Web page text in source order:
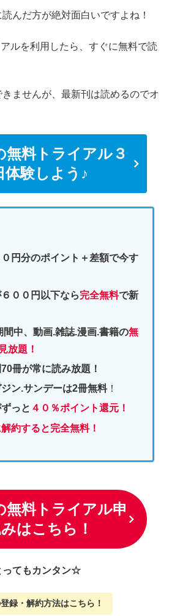
んだ方が絶対面白いですよね！
ルを利用したら、すぐに無料で読
ませんが、最新刊は読めるのでオ
無料トライアル３
体験しよう♪
円分のポイント＋差額で今す
００円以下なら完全無料で新
間中、動画.雑誌.漫画.書籍の無
放題！
冊が常に読み放題！
ン.サンデーは2冊無料！
っと ４０％ポイント還元！
約すると完全無料！
無料トライアル申
はこちら！
てもカンタン☆
登録・解約方法はこちら ！